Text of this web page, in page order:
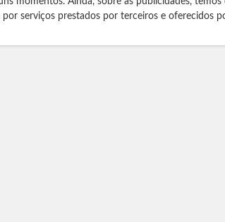
serviços prestados por terceiros e oferecidos